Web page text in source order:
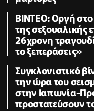
ΒΙΝΤΕΟ: Οργή στο
της σεξουαλικής
26χρονη
το ξεπεράσεις»
Συγκλονιστικό
την ώρα του
στην Ιαπωνία-
προστατεύσουν